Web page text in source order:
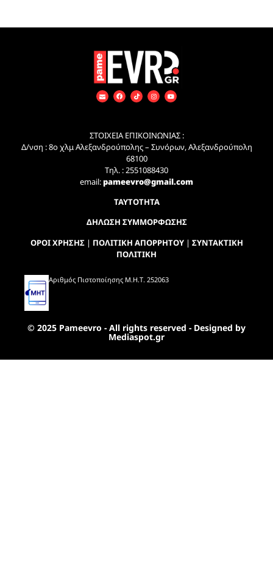
ΣΤΟΙΧΕΙΑ ΕΠΙΚΟΙΝΩΝΙΑΣ :
Δ/νση : 8ο χλμ Αλεξανδρούπολης – Συνόρων, Αλεξανδρούπολη
68100
Τηλ. : 2551088430
email:pameevro@gmail.com
ΤΑΥΤΟΤΗΤΑ
ΔΗΛΩΣΗ ΣΥΜΜΟΡΦΩΣΗΣ
ΟΡΟΙ ΧΡΗΣΗΣ| ΠΟΛΙΤΙΚΗ ΑΠΟΡΡΗΤΟΥ| ΣΥΝΤΑΚΤΙΚΗ
ΠΟΛΙΤΙΚΗ
Αριθμός Πιστοποίησης Μ.Η.Τ. 252063
© 2025 Pameevro - All rights reserved - Designed by
Mediaspot.gr